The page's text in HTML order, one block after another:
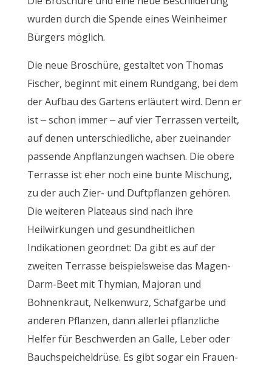
wurden durch die Spende eines Weinheimer
Bürgers möglich.
Die neue Broschüre, gestaltet von Thomas
Fischer, beginnt mit einem Rundgang, bei dem
der Aufbau des Gartens erläutert wird. Denn er
ist – schon immer – auf vier Terrassen verteilt,
auf denen unterschiedliche, aber zueinander
passende Anpflanzungen wachsen. Die obere
Terrasse ist eher noch eine bunte Mischung,
zu der auch Zier- und Duftpflanzen gehören.
Die weiteren Plateaus sind nach ihre
Heilwirkungen und gesundheitlichen
Indikationen geordnet: Da gibt es auf der
zweiten Terrasse beispielsweise das Magen-
Darm-Beet mit Thymian, Majoran und
Bohnenkraut, Nelkenwurz, Schafgarbe und
anderen Pflanzen, dann allerlei pflanzliche
Helfer für Beschwerden an Galle, Leber oder
Bauchspeicheldrüse. Es gibt sogar ein Frauen-